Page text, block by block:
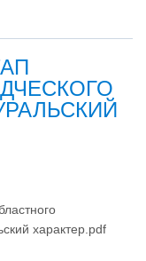
характер.pdf